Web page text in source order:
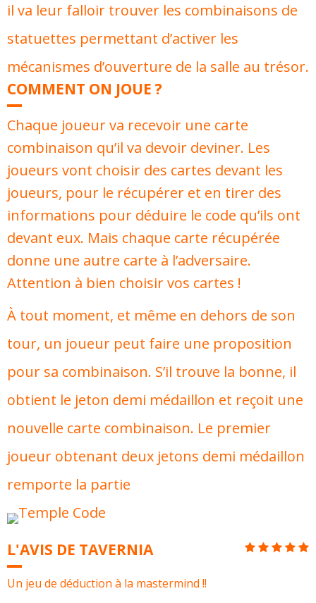
il va leur falloir trouver les combinaisons de
statuettes permettant d’activer les
mécanismes d’ouverture de la salle au trésor.
COMMENT ON JOUE ?
Chaque joueur va recevoir une carte
combinaison qu’il va devoir deviner. Les
joueurs vont choisir des cartes devant les
joueurs, pour le récupérer et en tirer des
informations pour déduire le code qu’ils ont
devant eux. Mais chaque carte récupérée
donne une autre carte à l’adversaire.
Attention à bien choisir vos cartes !
À tout moment, et même en dehors de son
tour, un joueur peut faire une proposition
pour sa combinaison. S’il trouve la bonne, il
obtient le jeton demi médaillon et reçoit une
nouvelle carte combinaison. Le premier
joueur obtenant deux jetons demi médaillon
remporte la partie
L'AVIS DE TAVERNIA
Un jeu de déduction à la mastermind !!